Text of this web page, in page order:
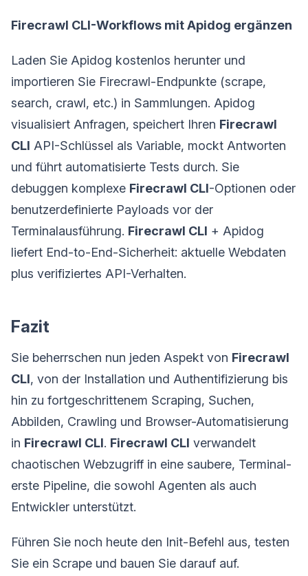
Firecrawl CLI-Workflows mit Apidog ergänzen
Laden Sie Apidog kostenlos herunter und
importieren Sie Firecrawl-Endpunkte (scrape,
search, crawl, etc.) in Sammlungen. Apidog
visualisiert Anfragen, speichert Ihren Firecrawl
CLI API-Schlüssel als Variable, mockt Antworten
und führt automatisierte Tests durch. Sie
debuggen komplexe Firecrawl CLI-Optionen oder
benutzerdefinierte Payloads vor der
Terminalausführung. Firecrawl CLI + Apidog
liefert End-to-End-Sicherheit: aktuelle Webdaten
plus verifiziertes API-Verhalten.
Fazit
Sie beherrschen nun jeden Aspekt von Firecrawl
CLI, von der Installation und Authentifizierung bis
hin zu fortgeschrittenem Scraping, Suchen,
Abbilden, Crawling und Browser-Automatisierung
in Firecrawl CLI. Firecrawl CLI verwandelt
chaotischen Webzugriff in eine saubere, Terminal-
erste Pipeline, die sowohl Agenten als auch
Entwickler unterstützt.
Führen Sie noch heute den Init-Befehl aus, testen
Sie ein Scrape und bauen Sie darauf auf.